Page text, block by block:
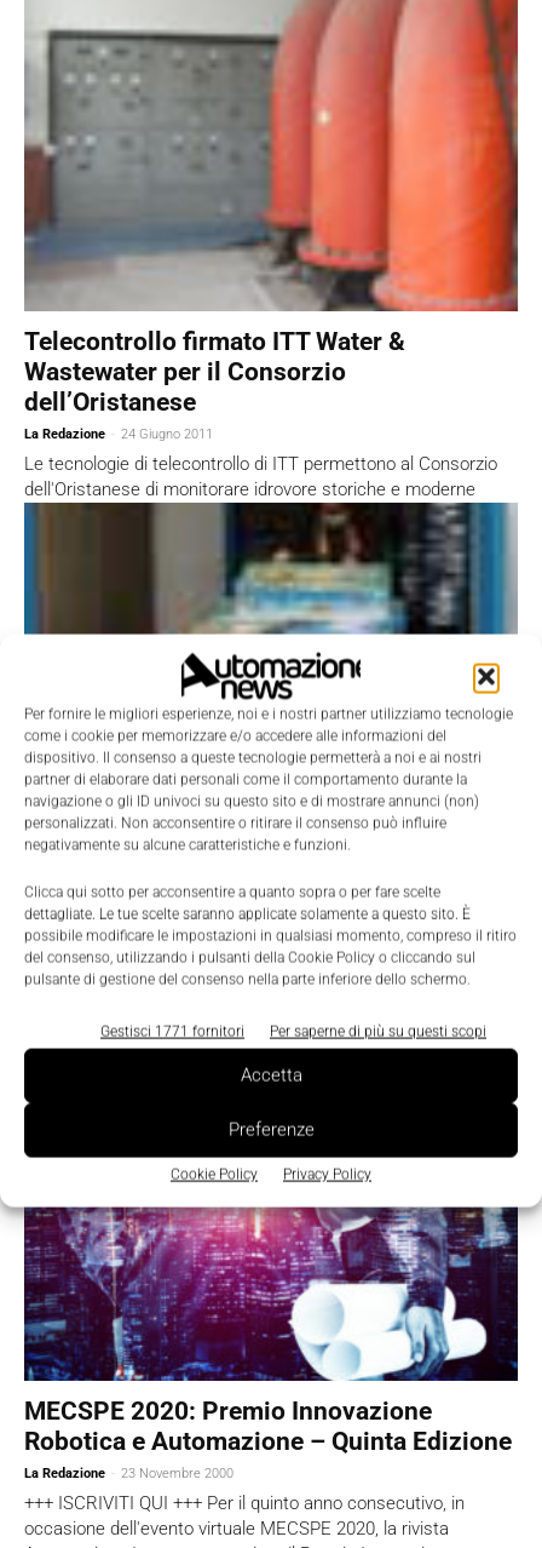
Per fornire le migliori esperienze, noi e i nostri partner utilizziamo tecnologie
come i cookie per memorizzare e/o accedere alle informazioni del
dispositivo. Il consenso a queste tecnologie permetterà a noi e ai nostri
partner di elaborare dati personali come il comportamento durante la
navigazione o gli ID univoci su questo sito e di mostrare annunci (non)
personalizzati. Non acconsentire o ritirare il consenso può influire
negativamente su alcune caratteristiche e funzioni.
Clicca qui sotto per acconsentire a quanto sopra o per fare scelte
dettagliate. Le tue scelte saranno applicate solamente a questo sito. È
possibile modificare le impostazioni in qualsiasi momento, compreso il ritiro
del consenso, utilizzando i pulsanti della Cookie Policy o cliccando sul
pulsante di gestione del consenso nella parte inferiore dello schermo.
Gestisci 1771 fornitori Per saperne di più su questi scopi
Accetta
Preferenze
Cookie Policy Privacy Policy
Telecontrollo firmato ITT Water &
Wastewater per il Consorzio
dell’Oristanese
La Redazione - 24 Giugno 2011
Le tecnologie di telecontrollo di ITT permettono al Consorzio
dell'Oristanese di monitorare idrovore storiche e moderne
L’Rfid migliora i processi di vendita in
Veneziano Costumi
La Redazione - 8 Giugno 2011
La tecnologia Rfid di Softwork è il cuore del sistema realizzato
MECSPE 2020: Premio Innovazione
Robotica e Automazione – Quinta Edizione
La Redazione - 23 Novembre 2000
+++ ISCRIVITI QUI +++ Per il quinto anno consecutivo, in
occasione dell'evento virtuale MECSPE 2020, la rivista